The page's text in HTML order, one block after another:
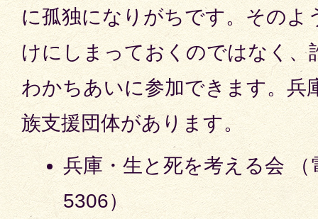
に孤独になりがちです。そのよ
けにしまっておくのではなく、
わかちあいに参加できます。兵
族支援団体があります。
兵庫・生と死を考える会 （
5306）